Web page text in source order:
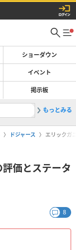
ショーダウン
イベント
掲示板
2全選手一
もっとみる
ドジャース エリックガ
価とステータ
8